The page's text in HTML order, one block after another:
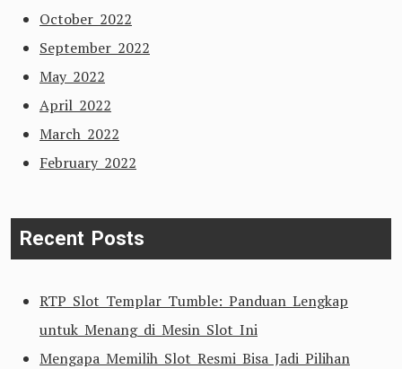
October 2022
September 2022
May 2022
April 2022
March 2022
February 2022
Recent Posts
RTP Slot Templar Tumble: Panduan Lengkap
untuk Menang di Mesin Slot Ini
Mengapa Memilih Slot Resmi Bisa Jadi Pilihan